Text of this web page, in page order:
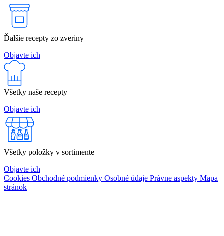
Ďalšie recepty zo zveriny
Objavte ich
Všetky naše recepty
Objavte ich
Všetky položky v sortimente
Objavte ich
Cookies Obchodné podmienky Osobné údaje Právne aspekty Mapa
stránok